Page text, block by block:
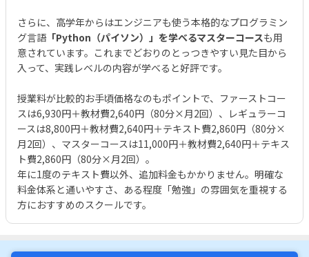
さらに、高学年からはエンジニアも使う本格的なプログラミン
グ言語「Python（パイソン）」を学べるマスターコースも用
意されています。これまでどおりのとっつきやすい見た目から
入って、実践レベルの内容が学べると好評です。
授業料が比較的お手頃価格なのもポイントで、ファーストコー
スは6,930円＋教材費2,640円（80分×月2回）、レギュラーコ
ースは8,800円＋教材費2,640円＋テキスト費2,860円（80分×
月2回）、マスターコースは11,000円＋教材費2,640円＋テキス
ト費2,860円（80分×月2回）。
年に1度のテキスト費以外、追加料金もかかりません。明確な
料金体系と通いやすさ、ある程度「勉強」の雰囲気を重視する
方におすすめのスクールです。